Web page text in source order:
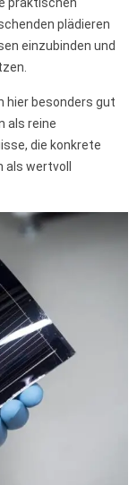
plädieren
einzubinden und
hier besonders gut
als reine
die konkrete
wertvoll